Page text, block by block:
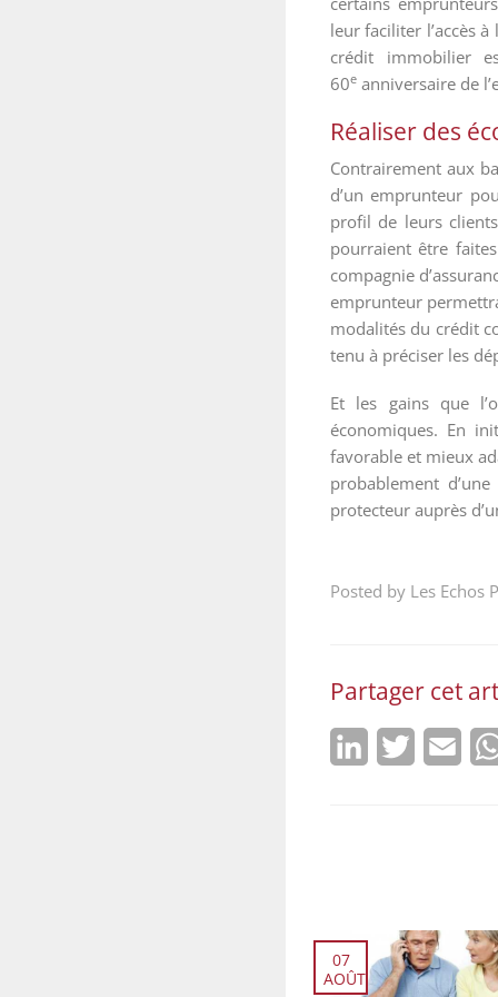
leur faciliter l’accès
crédit immobilier
60e anniversaire de
Réaliser des
Contrairement aux
d’un emprunteur
profil de leurs
pourraient être
compagnie
emprunteur
modalités du crédit
tenu à préciser les
Et les gains que
économiques. En
favorable et mieux
probablement
protecteur auprès
Posted by Les Echos
Partager cet
LinkedInTwitter
07
AOÛT